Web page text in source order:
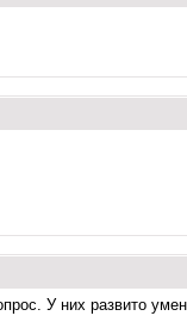
У них развито